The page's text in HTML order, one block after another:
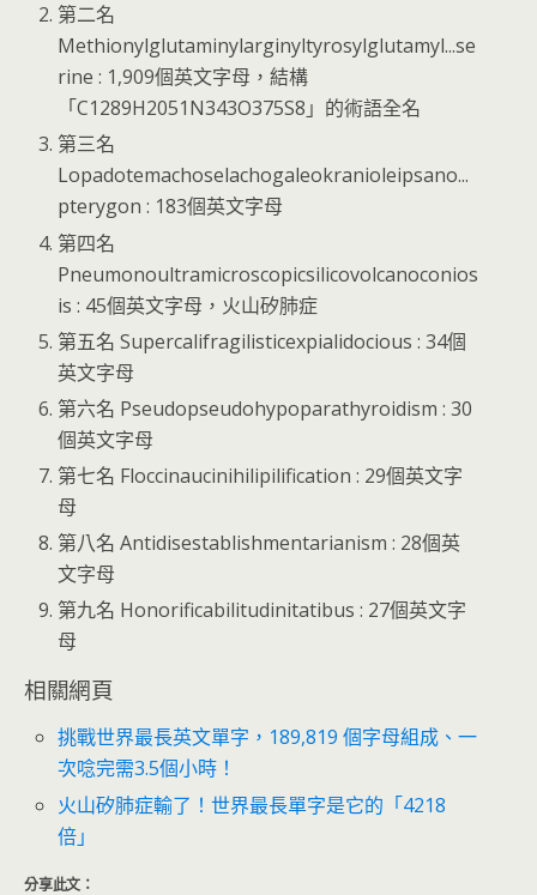
第二名
Methionylglutaminylarginyltyrosylglutamyl...se
rine : 1,909個英文字母，結構
「C1289H2051N343O375S8」的術語全名
第三名
Lopadotemachoselachogaleokranioleipsano...
pterygon : 183個英文字母
第四名
Pneumonoultramicroscopicsilicovolcanoconios
is : 45個英文字母，火山矽肺症
第五名 Supercalifragilisticexpialidocious : 34個
英文字母
第六名 Pseudopseudohypoparathyroidism : 30
個英文字母
第七名 Floccinaucinihilipilification : 29個英文字
母
第八名 Antidisestablishmentarianism : 28個英
文字母
第九名 Honorificabilitudinitatibus : 27個英文字
母
相關網頁
挑戰世界最長英文單字，189,819 個字母組成、一
次唸完需3.5個小時！
火山矽肺症輸了！世界最長單字是它的「4218
倍」
分享此文：